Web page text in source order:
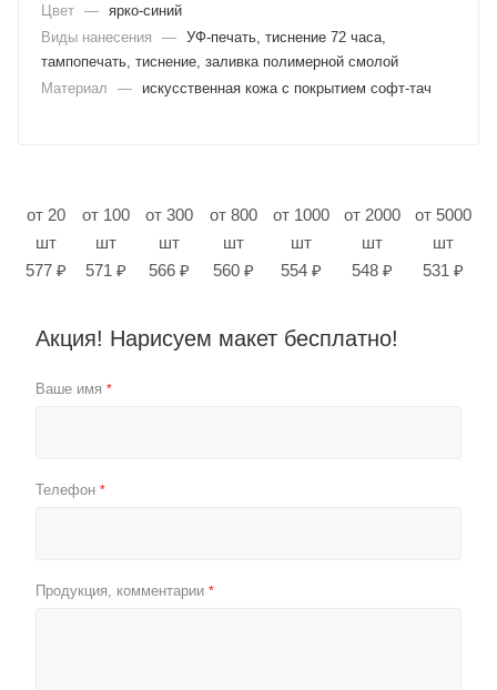
Цвет — ярко-синий
Виды нанесения
— УФ-печать, тиснение 72 часа,
тампопечать, тиснение, заливка полимерной смолой
Материал
— искусственная кожа с покрытием софт-тач
от 20
шт
577 ₽
от 100
шт
571 ₽
от 300
шт
566 ₽
от 800
шт
560 ₽
от 1000
шт
554 ₽
от 2000
шт
548 ₽
от 5000
шт
531 ₽
Акция! Нарисуем макет бесплатно!
Ваше имя *
Телефон *
Продукция, комментарии *